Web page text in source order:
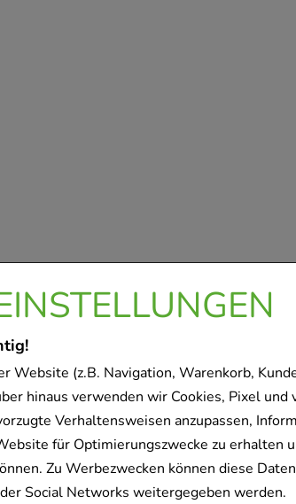
Website (z.B. Navigation, Warenkorb,
hinaus verwenden wir Cookies, Pixel und
Verhaltensweisen anzupassen,
für Optimierungszwecke zu erhalten
Zu Werbezwecken können diese
Social Networks weitergegeben werden.